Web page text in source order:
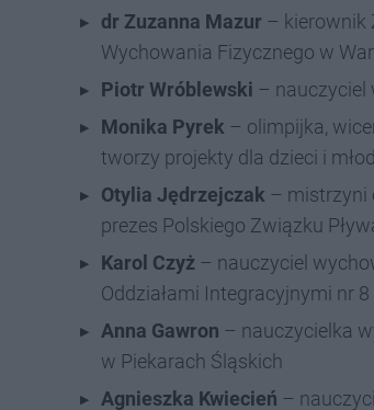
dr Zuzanna Mazur – kierownik
Wychowania Fizycznego w
Piotr Wróblewski – nauczyciel
Monika Pyrek – olimpijka,
tworzy projekty dla dzieci i
Otylia Jędrzejczak – mistrzyni
prezes Polskiego Związku
Karol Czyż – nauczyciel
Oddziałami Integracyjnymi nr
Anna Gawron – nauczycielka
w Piekarach Śląskich
Agnieszka Kwiecień –